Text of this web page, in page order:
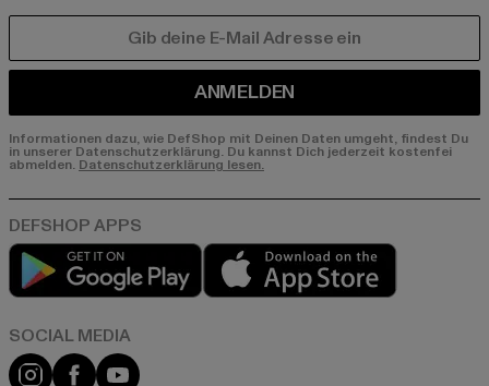
ANMELDEN
Informationen dazu, wie DefShop mit Deinen Daten umgeht, findest Du
in unserer Datenschutzerklärung. Du kannst Dich jederzeit kostenfei
abmelden. Datenschutzerklärung lesen.
Play market
Instagram
FacebookYouTube